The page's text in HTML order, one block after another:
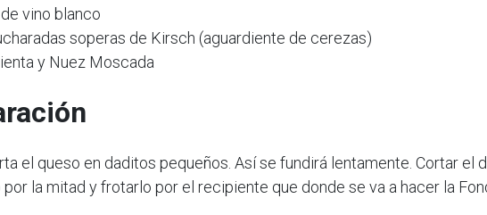
vino blanco
soperas de Kirsch (aguardiente de cerezas)
y Nuez Moscada
el queso en daditos pequeños. Así se fundirá lentamente. Cortar el
por la mitad y frotarlo por el recipiente que donde se va a hacer la